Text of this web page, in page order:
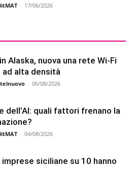
- 17/06/2026
Alaska, nuova una rete Wi-Fi
ad alta densità
- 06/08/2026
dell’AI: quali fattori frenano la
- 04/08/2026
siciliane su 10 hanno